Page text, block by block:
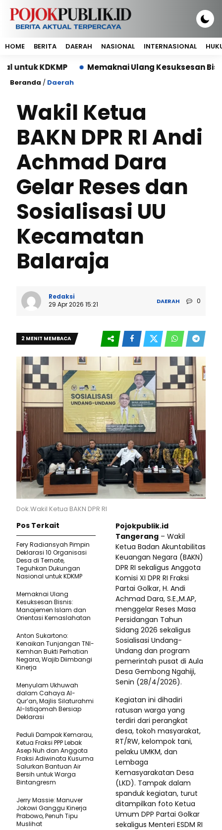
HOME BERITA DAERAH NASIONAL INTERNASIONAL
Memaknai Ulang Kesuksesan Bisnis:
Beranda / Daerah
Wakil Ketua
BAKN DPR RI Andi
Achmad Dara
Gelar Reses dan
Sosialisasi UU
Kecamatan
Balaraja
Redaksi
29 Apr 2026 15:21
DAERAH 0
2 MENIT MEMBACA
Dok.Wakil Ketua BAKN DPR RI
Pojokpublik.id
Tangerang – Wakil
Ketua Badan Akuntabilitas
Keuangan Negara (BAKN)
DPR RI sekaligus Anggota
Komisi XI DPR RI Fraksi
Partai Golkar, H. Andi
Achmad Dara, S.E.,M.AP,
menggelar Reses Masa
Persidangan Tahun
Sidang 2026 sekaligus
Sosialisasi Undang-
Undang dan program
pemerintah pusat di Aula
Desa Gembong Ngahiji,
Senin (28/4/2026).
Kegiatan ini dihadiri
ratusan warga yang
terdiri dari perangkat
desa, tokoh masyarakat,
RT/RW, kelompok tani,
pelaku UMKM, dan
Lembaga
Kemasyarakatan Desa
(LKD). Tampak dalam
spanduk kegiatan, turut
ditampilkan foto Ketua
Umum DPP Partai Golkar
sekaligus Menteri ESDM RI
Pos Terkait
Fery Radiansyah Pimpin
Deklarasi 10 Organisasi
Desa di Ternate,
Teguhkan Dukungan
Nasional untuk KDKMP
Memaknai Ulang
Kesuksesan Bisnis:
Manajemen Islam dan
Orientasi Kemaslahatan
Anton Sukartono:
Kenaikan Tunjangan TNI-
Kemhan Bukti Perhatian
Negara, Wajib Diimbangi
Kinerja
Menyulam Ukhuwah
dalam Cahaya Al-
Qur’an, Majlis Silaturahmi
Al-Istiqomah Bersiap
Deklarasi
Peduli Dampak Kemarau,
Ketua Fraksi PPP Lebak
Asep Nuh dan Anggota
Fraksi Adiwinata Kusuma
Salurkan Bantuan Air
Bersih untuk Warga
Bintangresm
Jerry Massie: Manuver
Jokowi Ganggu Kinerja
Prabowo, Penuh Tipu
Muslihat